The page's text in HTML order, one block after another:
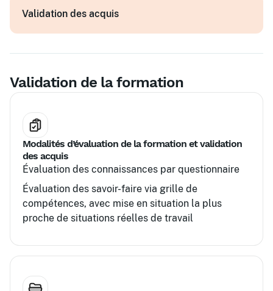
Collaboration inter-équipes
Outils et radiateurs d'information
Validation des acquis
Validation de la formation
Modalités d’évaluation de la formation et validation
des acquis
Évaluation des connaissances par questionnaire
Évaluation des savoir-faire via grille de
compétences, avec mise en situation la plus
proche de situations réelles de travail